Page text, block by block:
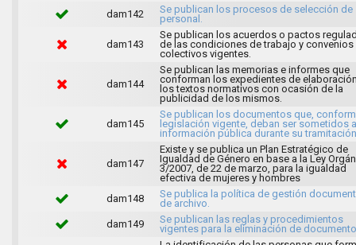
dam142
Se publican los procesos de selección de
personal.
dam143
Se publican los acuerdos o pactos
de las condiciones de trabajo y convenios
colectivos vigentes.
dam144
Se publican las memorias e informes que
conforman los expedientes de
los textos normativos con ocasión de la
publicidad de los mismos.
dam145
Se publican los documentos que,
legislación vigente, deban ser sometidos a
información pública durante su
dam147
Existe y se publica un Plan Estratégico de
Igualdad de Género en base a la Ley
3/2007, de 22 de marzo, para la igualdad
efectiva de mujeres y hombres
dam148
Se publica la política de gestión
de archivo.
dam149
Se publican las reglas y procedimientos
vigentes para la eliminación de